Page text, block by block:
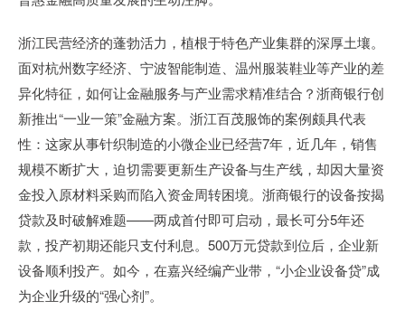
浙江民营经济的蓬勃活力，植根于特色产业集群的深厚土壤。
面对杭州数字经济、宁波智能制造、温州服装鞋业等产业的差
异化特征，如何让金融服务与产业需求精准结合？浙商银行创
新推出“一业一策”金融方案。浙江百茂服饰的案例颇具代表
性：这家从事针织制造的小微企业已经营7年，近几年，销售
规模不断扩大，迫切需要更新生产设备与生产线，却因大量资
金投入原材料采购而陷入资金周转困境。浙商银行的设备按揭
贷款及时破解难题——两成首付即可启动，最长可分5年还
款，投产初期还能只支付利息。500万元贷款到位后，企业新
设备顺利投产。如今，在嘉兴经编产业带，“小企业设备贷”成
为企业升级的“强心剂”。